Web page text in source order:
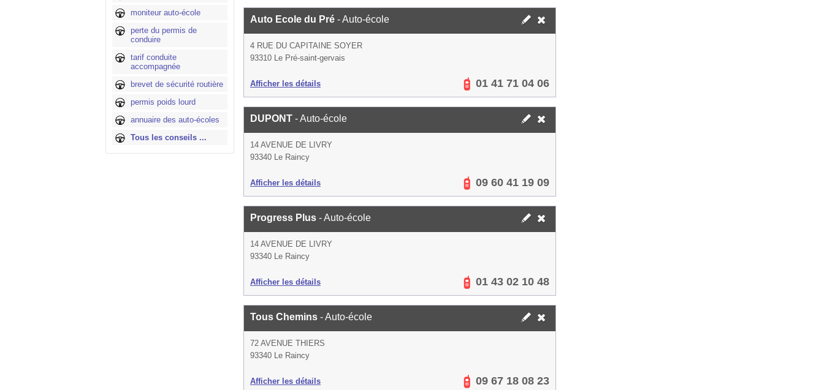
moniteur auto-école
perte du permis de
conduire
tarif conduite
accompagnée
brevet de sécurité routière
permis poids lourd
annuaire des auto-écoles
Tous les conseils ...
Auto Ecole du Pré - Auto-école
4 RUE DU CAPITAINE SOYER
93310 Le Pré-saint-gervais
Afficher les détails 01 41 71 04 06
DUPONT - Auto-école
14 AVENUE DE LIVRY
93340 Le Raincy
Afficher les détails 09 60 41 19 09
Progress Plus - Auto-école
14 AVENUE DE LIVRY
93340 Le Raincy
Afficher les détails 01 43 02 10 48
Tous Chemins - Auto-école
72 AVENUE THIERS
93340 Le Raincy
Afficher les détails 09 67 18 08 23